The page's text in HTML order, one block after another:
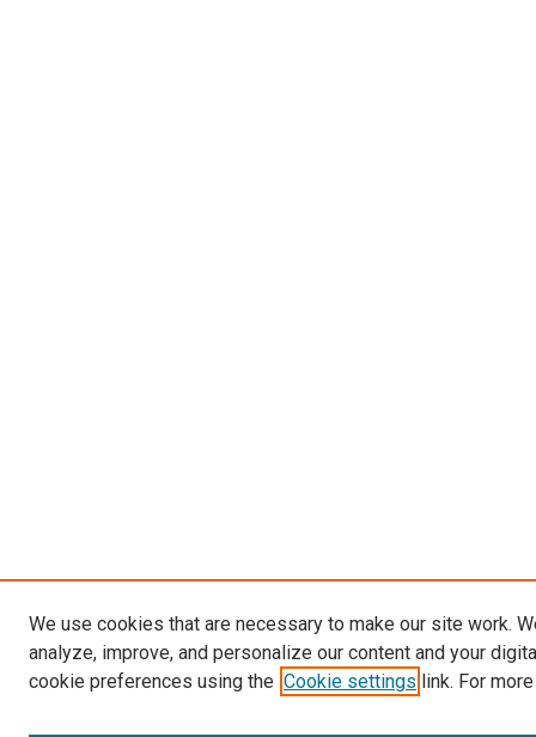
We use cookies that are necessary to make our site work.
analyze, improve, and personalize our content and your
cookie preferences using the Cookie settings link. For